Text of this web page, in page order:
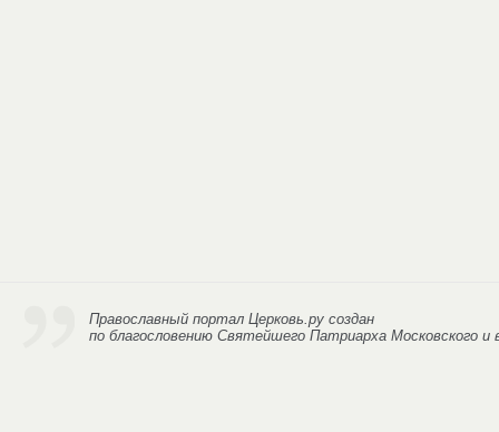
Православный портал Церковь.ру создан
по благословению Святейшего Патриарха Московского и